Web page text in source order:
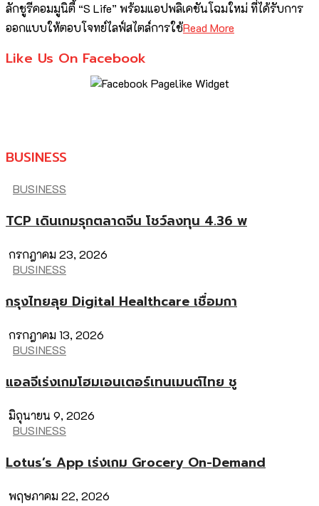
ลักชูรีคอมมูนิตี้ “S Life” พร้อมแอปพลิเคชันโฉมใหม่ ที่ได้รับการ
ออกแบบให้ตอบโจทย์ไลฟ์สไตล์การใช้Read More
Like Us On Facebook
BUSINESS
BUSINESS
TCP เดินเกมรุกตลาดจีน โชว์ลงทุน 4.36 พ
กรกฎาคม 23, 2026
BUSINESS
กรุงไทยลุย Digital Healthcare เชื่อมกา
กรกฎาคม 13, 2026
BUSINESS
แอลจีเร่งเกมโฮมเอนเตอร์เทนเมนต์ไทย ชู
มิถุนายน 9, 2026
BUSINESS
Lotus’s App เร่งเกม Grocery On-Demand
พฤษภาคม 22, 2026